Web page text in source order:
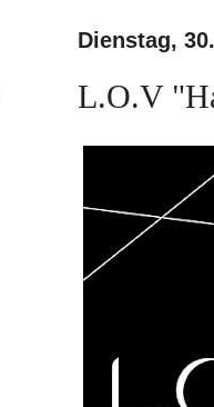
Dienstag,
L.O.V